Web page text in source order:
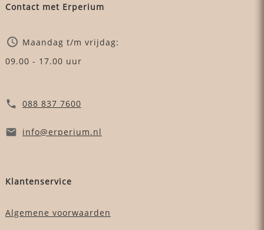
Contact met Erperium
Maandag t/m vrijdag:
09.00 - 17.00 uur
088 837 7600
info@erperium.nl
Klantenservice
Algemene voorwaarden